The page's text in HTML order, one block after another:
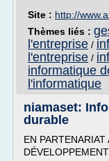
Site : http://
Thèmes liés :
l'entreprise /
l'entreprise /
informatique
l'informatique
niamaset:
durable
EN